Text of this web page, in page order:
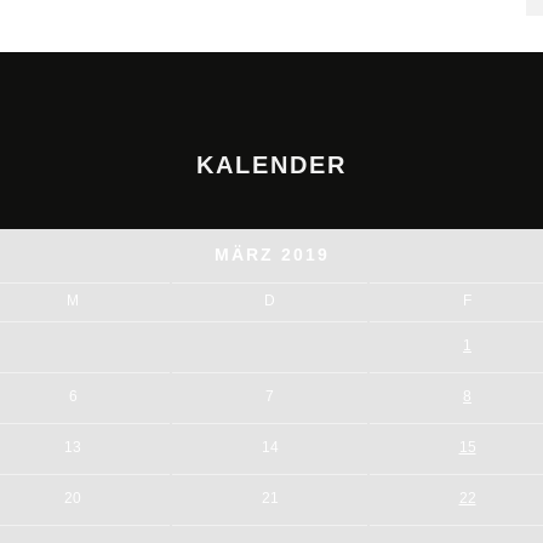
KALENDER
MÄRZ 2019
M D F
1
6 7 8
13 14 15
20 21 22